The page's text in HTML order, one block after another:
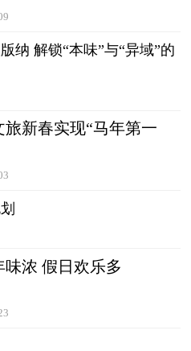
纳 解锁“本味”与“异域”的
旅新春实现“马年第一
味浓 假日欢乐多